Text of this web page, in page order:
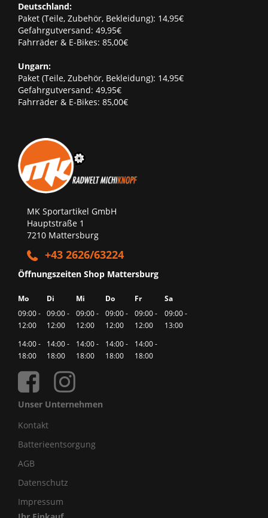
Deutschland:
Paket (Teile, Zubehör, Bekleidung): 14,95€
Gefahrgutversand: 49,95€
Fahrräder & E-Bikes: 85,00€
Ungarn:
Paket (Teile, Zubehör, Bekleidung): 14,95€
Gefahrgutversand: 49,95€
Fahrräder & E-Bikes: 85,00€
MK Sportartikel GmbH
Hauptstraße 1
7210 Mattersburg
+43 2626/63224
Öffnungszeiten Shop Mattersburg
Mo Di Mi Do Fr
Sa
09:00 -
12:00
09:00 -
12:00
09:00 -
12:00
09:00 -
12:00
09:00 -
12:00
09:00 -
13:00
14:00 -
18:00
14:00 -
18:00
14:00 -
18:00
14:00 -
18:00
14:00 -
18:00
Unser Unternehmen
Kontakt
Batterieentsorgung
AGB
Datenschutz
Impressum